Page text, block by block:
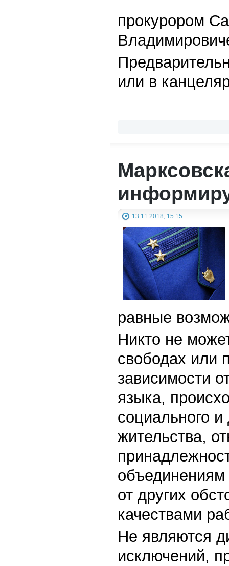
прокурором
или в
13.11.2018, 15:15
равные
Никто не
свободах или
зависимости
языка,
социального
жительства,
от других
качествами
Не являются
исключений,